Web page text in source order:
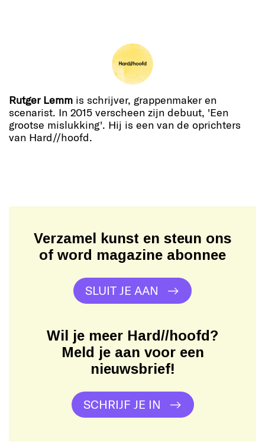
Rutger Lemm is schrijver, grappenmaker en
scenarist. In 2015 verscheen zijn debuut, 'Een
grootse mislukking'. Hij is een van de oprichters
van Hard//hoofd.
Verzamel kunst en steun ons
of word magazine abonnee
SLUIT JE AAN
Wil je meer Hard//hoofd?
Meld je aan voor een
nieuwsbrief!
SCHRIJF JE IN